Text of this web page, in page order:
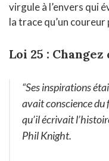
virgule à l’envers qui
la trace qu’un
Loi 25 : Changez
“Ses inspirations
avait conscience du
qu’il écrivait
Phil Knight.